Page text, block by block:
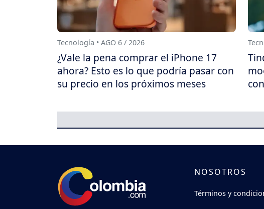
Tecnología • AGO 6 / 2026
¿Vale la pena comprar el iPhone 17
ahora? Esto es lo que podría pasar con
su precio en los próximos meses
NOSOTROS
Términos y